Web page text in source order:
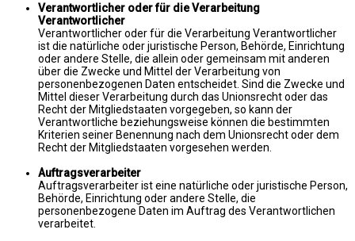
Verantwortlicher oder für die Verarbeitung
Verantwortlicher
Verantwortlicher oder für die Verarbeitung Verantwortlicher
ist die natürliche oder juristische Person, Behörde, Einrichtung
oder andere Stelle, die allein oder gemeinsam mit anderen
über die Zwecke und Mittel der Verarbeitung von
personenbezogenen Daten entscheidet. Sind die Zwecke und
Mittel dieser Verarbeitung durch das Unionsrecht oder das
Recht der Mitgliedstaaten vorgegeben, so kann der
Verantwortliche beziehungsweise können die bestimmten
Kriterien seiner Benennung nach dem Unionsrecht oder dem
Recht der Mitgliedstaaten vorgesehen werden.
Auftragsverarbeiter
Auftragsverarbeiter ist eine natürliche oder juristische Person,
Behörde, Einrichtung oder andere Stelle, die
personenbezogene Daten im Auftrag des Verantwortlichen
verarbeitet.